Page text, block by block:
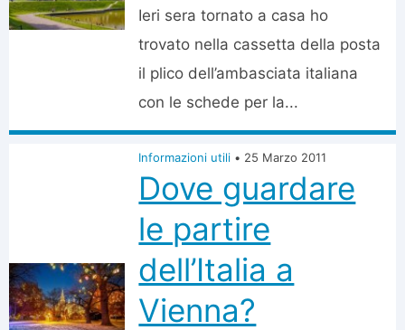
Ieri sera tornato a casa ho
trovato nella cassetta della posta
il plico dell’ambasciata italiana
con le schede per la...
Informazioni utili • 25 Marzo 2011
Dove guardare
le partire
dell’Italia a
Vienna?